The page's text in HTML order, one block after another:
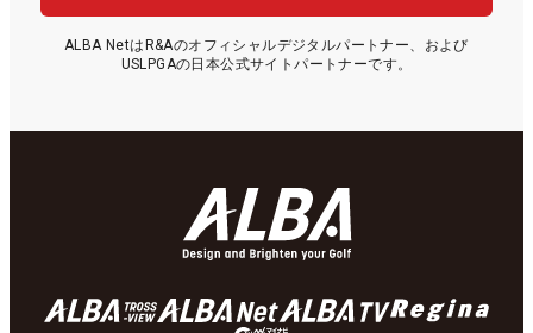
ALBA NetはR&Aのオフィシャルデジタルパートナー、および
USLPGAの日本公式サイトパートナーです。